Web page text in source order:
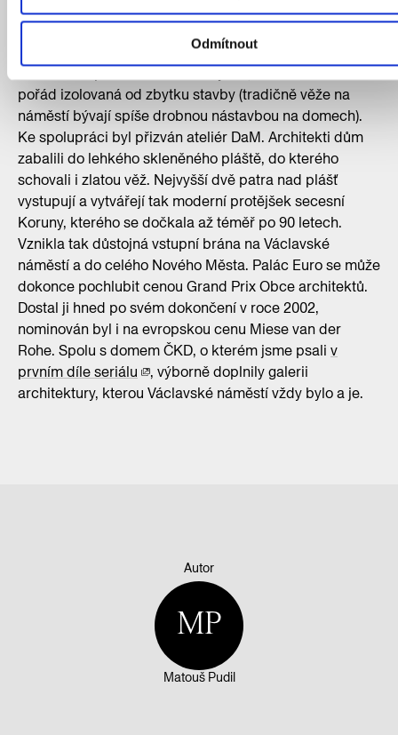
Odmítnout
Zhruba po dvou letech přišla upravená verze projektu
od ateliéru Omicron K, autorů například pražského
Burzovního paláce. Snížila se výška, ale věž zůstala
pořád izolovaná od zbytku stavby (tradičně věže na
náměstí bývají spíše drobnou nástavbou na domech).
Ke spolupráci byl přizván ateliér DaM. Architekti dům
zabalili do lehkého skleněného pláště, do kterého
schovali i zlatou věž. Nejvyšší dvě patra nad plášť
vystupují a vytvářejí tak moderní protějšek secesní
Koruny, kterého se dočkala až téměř po 90 letech.
Vznikla tak důstojná vstupní brána na Václavské
náměstí a do celého Nového Města. Palác Euro se může
dokonce pochlubit cenou Grand Prix Obce architektů.
Dostal ji hned po svém dokončení v roce 2002,
nominován byl i na evropskou cenu Miese van der
Rohe. Spolu s domem ČKD, o kterém jsme psali v
prvním díle seriálu
, výborně doplnily galerii
architektury, kterou Václavské náměstí vždy bylo a je.
Autor
MP
Matouš Pudil